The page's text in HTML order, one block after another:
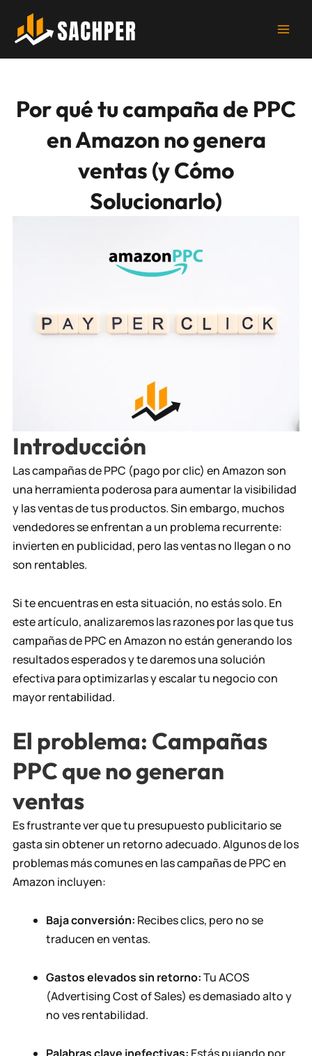
contenido
Por qué tu campaña de PPC
en Amazon no genera
ventas (y Cómo
Solucionarlo)
Introducción
Las campañas de PPC (pago por clic) en Amazon son
una herramienta poderosa para aumentar la visibilidad
y las ventas de tus productos. Sin embargo, muchos
vendedores se enfrentan a un problema recurrente:
invierten en publicidad, pero las ventas no llegan o no
son rentables.
Si te encuentras en esta situación, no estás solo. En
este artículo, analizaremos las razones por las que tus
campañas de PPC en Amazon no están generando los
resultados esperados y te daremos una solución
efectiva para optimizarlas y escalar tu negocio con
mayor rentabilidad.
El problema: Campañas
PPC que no generan
ventas
Es frustrante ver que tu presupuesto publicitario se
gasta sin obtener un retorno adecuado. Algunos de los
problemas más comunes en las campañas de PPC en
Amazon incluyen:
Baja conversión: Recibes clics, pero no se
traducen en ventas.
Gastos elevados sin retorno:Tu ACOS
(Advertising Cost of Sales) es demasiado alto y
no ves rentabilidad.